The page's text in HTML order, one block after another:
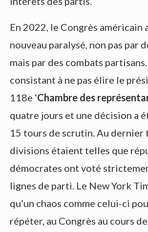
En 2022, le Congrès américain
nouveau paralysé, non pas par
mais par des combats
consistant à ne pas élire le
118e ‘Chambre des
quatre jours et une décision a
15 tours de scrutin. Au dernier
divisions étaient telles que
démocrates ont voté
lignes de parti. Le New York
qu’un chaos comme celui-ci
répéter, au Congrès au cours